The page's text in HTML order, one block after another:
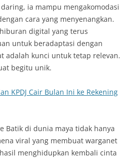
ia mampu mengakomodasi
cara yang menyenangkan.
digital yang terus
untuk beradaptasi dengan
adalah kunci untuk tetap relevan.
begitu unik.
KPDJ Cair Bulan Ini ke Rekening
Batik di dunia maya tidak hanya
viral yang membuat warganet
menghidupkan kembali cinta